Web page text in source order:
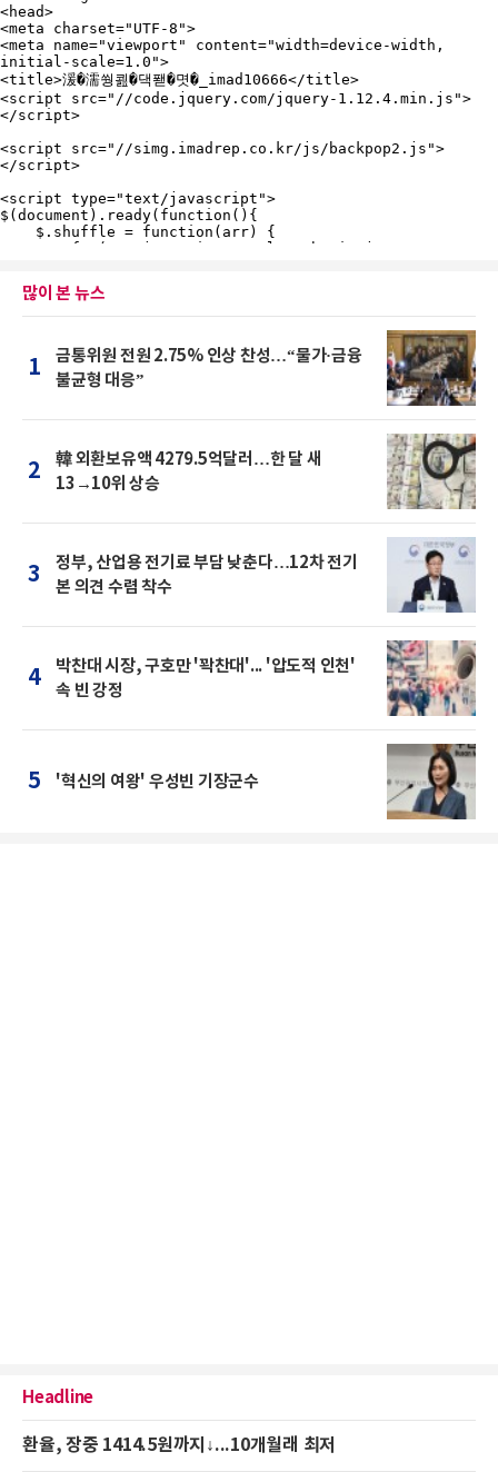
많이 본 뉴스
1
금통위원 전원 2.75% 인상 찬성…“물가·금융
불균형 대응”
2
韓 외환보유액 4279.5억달러…한 달 새
13→10위 상승
3
정부, 산업용 전기료 부담 낮춘다…12차 전기
본 의견 수렴 착수
4
박찬대 시장, 구호만 '꽉찬대'... '압도적 인천'
속 빈 강정
5 '혁신의 여왕' 우성빈 기장군수
Headline
환율, 장중 1414.5원까지↓...10개월래 최저